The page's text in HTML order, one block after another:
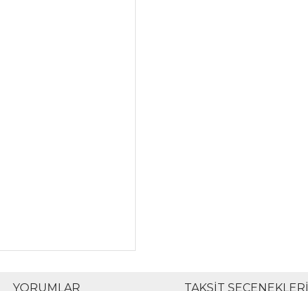
YORUMLAR TAKSIT SEÇENEKLERI